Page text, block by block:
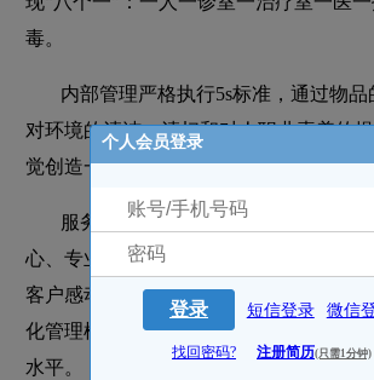
毒。
内部管理严格执行5s标准，通过物品
对环境的清洁、清扫和对人职业素养的
觉创造一个标准化、程序化、目视管理
服务客户“亲情五心级”，以爱心、
心、专业之心，践行标准服务礼仪，做
客户感动，以客户为尊，以客户为友，
化管理模式，实现精准预约、科学管理
水平。
个人会员登录
登录 短信登录 微信
找回密码? 注册简历(只需1分钟)